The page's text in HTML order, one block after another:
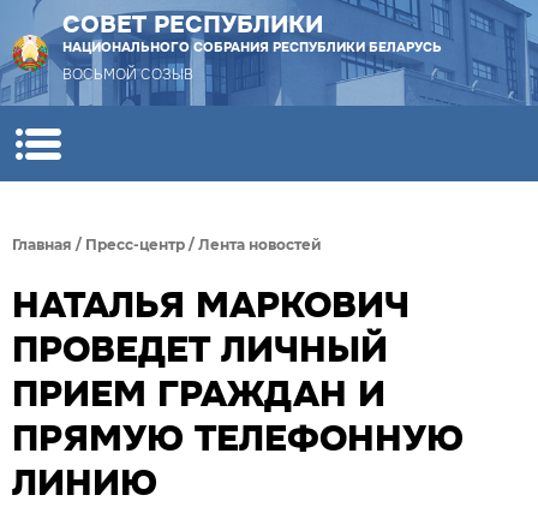
СОВЕТ РЕСПУБЛИКИ
НАЦИОНАЛЬНОГО СОБРАНИЯ РЕСПУБЛИКИ БЕЛАРУСЬ
ВОСЬМОЙ СОЗЫВ
Главная / Пресс-центр / Лента новостей
НАТАЛЬЯ МАРКОВИЧ
ПРОВЕДЕТ ЛИЧНЫЙ
ПРИЕМ ГРАЖДАН И
ПРЯМУЮ ТЕЛЕФОННУЮ
ЛИНИЮ